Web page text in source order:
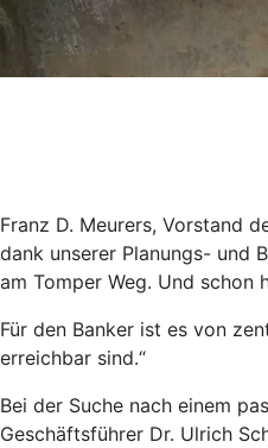
Franz D. Meurers, Vorstand
dank unserer Planungs- und
am Tomper Weg. Und schon
Für den Banker ist es von
erreichbar sind.“
Bei der Suche nach einem
Geschäftsführer Dr. Ulrich